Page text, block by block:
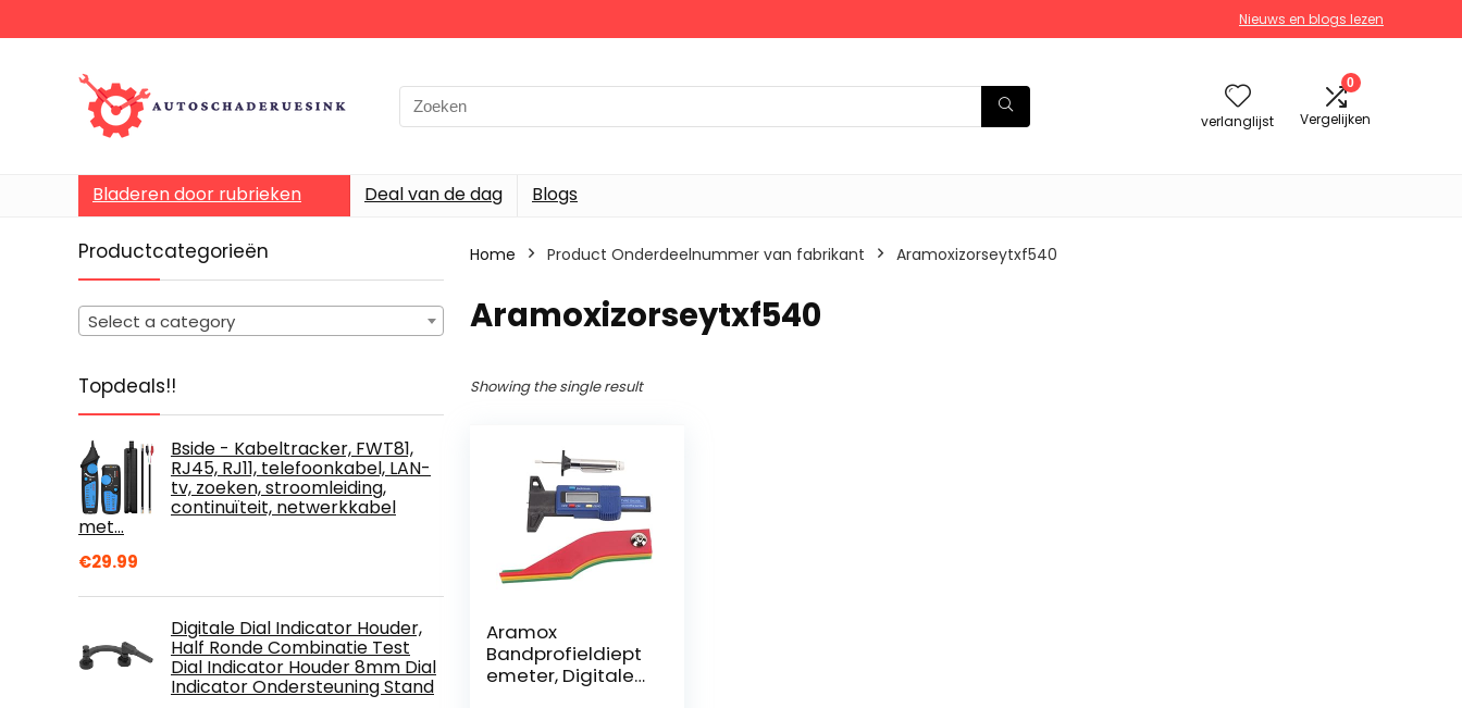
Nieuws en blogs lezen
verlanglijst
0
Vergelijken
Bladeren door rubrieken Deal van de dag Blogs
Productcategorieën
Select a category
Topdeals!!
Bside - Kabeltracker, FWT81,
RJ45, RJ11, telefoonkabel, LAN-
tv, zoeken, stroomleiding,
continuïteit, netwerkkabel
met…
€29.99
Digitale Dial Indicator Houder,
Half Ronde Combinatie Test
Dial Indicator Houder 8mm Dial
Indicator Ondersteuning Stand
Home Product Onderdeelnummer van fabrikant ‎Aramoxizorseytxf540
‎Aramoxizorseytxf540
Showing the single result
Aramox
Bandprofieldiept
emeter, Digitale